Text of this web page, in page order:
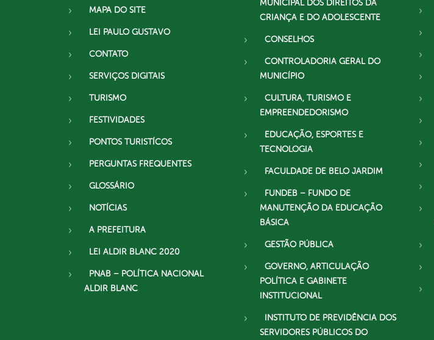
MAPA DO SITE
LEI PAULO GUSTAVO
CONTATO
SERVIÇOS DIGITAIS
TURISMO
FESTIVIDADES
PONTOS TURISTÍCOS
PERGUNTAS FREQUENTES
GLOSSÁRIO
NOTÍCIAS
A PREFEITURA
LEI ALDIR BLANC 2020
PNAB – POLÍTICA NACIONAL
ALDIR BLANC
MUNICIPAL DOS DIREITOS DA
CRIANÇA E DO ADOLESCENTE
CONSELHOS
CONTROLADORIA GERAL DO
MUNICÍPIO
CULTURA, TURISMO E
EMPREENDEDORISMO
EDUCAÇÃO, ESPORTES E
TECNOLOGIA
FACULDADE DE BELO JARDIM
FUNDEB – FUNDO DE
MANUTENÇÃO DA EDUCAÇÃO
BÁSICA
GESTÃO PÚBLICA
GOVERNO, ARTICULAÇÃO
POLÍTICA E GABINETE
INSTITUCIONAL
INSTITUTO DE PREVIDÊNCIA DOS
SERVIDORES PÚBLICOS DO